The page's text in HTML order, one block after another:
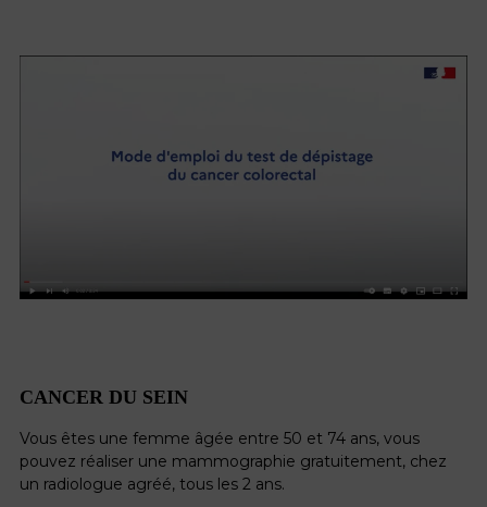
CANCER DU SEIN
Vous êtes une femme âgée entre 50 et 74 ans, vous
pouvez réaliser une mammographie gratuitement, chez
un radiologue agréé, tous les 2 ans.